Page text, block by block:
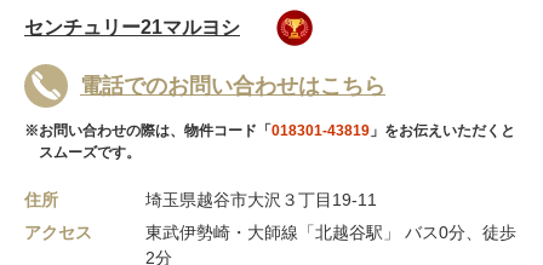
センチュリー21マルヨシ
電話でのお問い合わせはこちら
※お問い合わせの際は、物件コード「 018301-43819 」をお伝えいただくと
スムーズです。
住所
埼玉県越谷市大沢３丁目19-11
アクセス
東武伊勢崎・大師線「北越谷駅」 バス0分、徒歩
2分